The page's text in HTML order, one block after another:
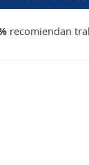
recomiendan